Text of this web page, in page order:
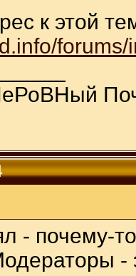
к этой
- почему-
-